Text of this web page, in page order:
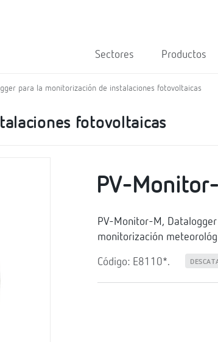
Sectores Productos
para la monitorización de instalaciones fotovoltaicas
fotovoltaicas
PV-
PV-Monitor-M,
monitorización
Código: E8110*.